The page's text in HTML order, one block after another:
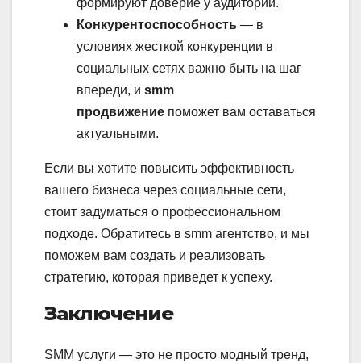
Конкурентоспособность — в
условиях жесткой конкуренции в
социальных сетях важно быть на шаг
впереди, и smm
продвижение поможет вам оставаться
актуальными.
Если вы хотите повысить эффективность
вашего бизнеса через социальные сети,
стоит задуматься о профессиональном
подходе. Обратитесь в smm агентство, и мы
поможем вам создать и реализовать
стратегию, которая приведет к успеху.
Заключение
SMM услуги — это не просто модный тренд,